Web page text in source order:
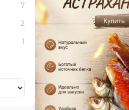
7
2
1